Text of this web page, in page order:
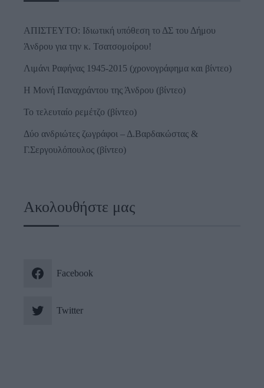
ΑΠΙΣΤΕΥΤΟ: Ιδιωτική υπόθεση το ΔΣ του Δήμου
Άνδρου για την κ. Τσατσομοίρου!
Λιμάνι Ραφήνας 1945-2015 (χρονογράφημα και βίντεο)
Η Μονή Παναχράντου της Άνδρου (βίντεο)
Το τελευταίο ρεμέτζο (βίντεο)
Δύο ανδριώτες ζωγράφοι – Δ.Βαρδακώστας &
Γ.Σεργουλόπουλος (βίντεο)
Ακολουθήστε μας
Facebook
Twitter